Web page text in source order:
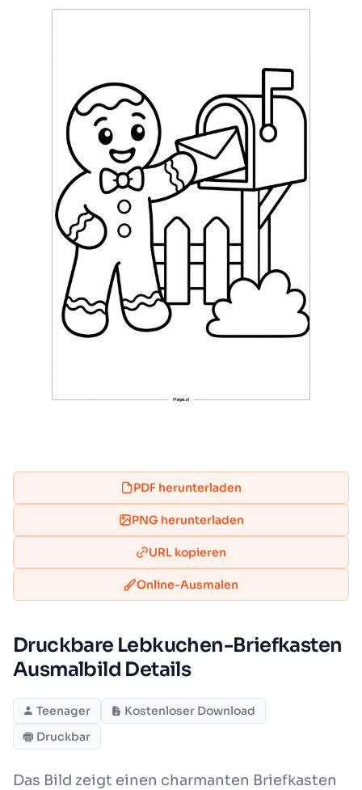
PDF herunterladen
PNG herunterladen
URL kopieren
Online-Ausmalen
Druckbare Lebkuchen-Briefkasten
Ausmalbild Details
Teenager
Kostenloser Download
Druckbar
Das Bild zeigt einen charmanten Briefkasten